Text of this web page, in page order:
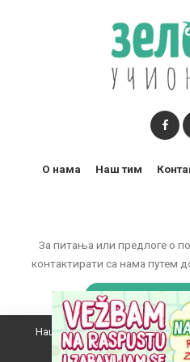
За питања или предлоге о
контактирати са нама путем
О нама Наш тим
© 2011-2024 Copyright by
Наш вебсајт користи